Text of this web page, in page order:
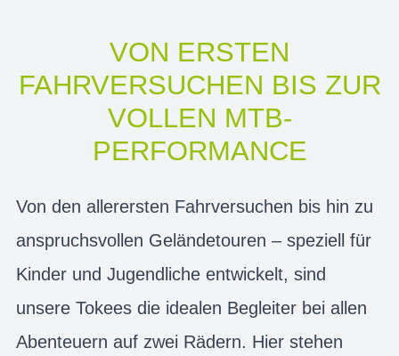
VON ERSTEN
FAHRVERSUCHEN BIS ZUR
VOLLEN MTB-
PERFORMANCE
Von den allerersten Fahrversuchen bis hin zu
anspruchsvollen Geländetouren – speziell für
Kinder und Jugendliche entwickelt, sind
unsere Tokees die idealen Begleiter bei allen
Abenteuern auf zwei Rädern. Hier stehen